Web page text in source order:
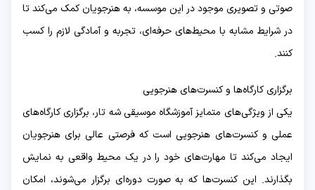
صوتی و تصویری موجود در این موسسه، به هنرجویان کمک می‌کند تا
در شرایط مشابه با محیط‌های حرفه‌ای، تجربه و آمادگی لازم را کسب
کنند.
برگزاری کارگاه‌ها و کنسرت‌های هنرجویی
یکی از ویژگی‌های متمایز آموزشگاه موسیقی شه تار، برگزاری کارگاه‌های
عملی و کنسرت‌های هنرجویی است که فرصتی عالی برای هنرجویان
ایجاد می‌کند تا مهارت‌های خود را در یک محیط واقعی به نمایش
بگذارند. این کنسرت‌ها که به صورت دوره‌ای برگزار می‌شوند، امکان